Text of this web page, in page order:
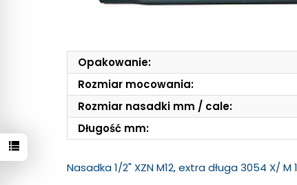
Opakowanie:
Rozmiar mocowania:
Rozmiar nasadki mm / cale:
Długość mm:
Nasadka 1/2" XZN M12, extra długa 3054 X/ M